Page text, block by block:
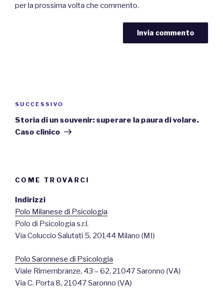
per la prossima volta che commento.
articoli
Articolo
successivo
SUCCESSIVO
Storia di un souvenir: superare la paura di volare.
Caso clinico
COME TROVARCI
Indirizzi
Polo Milanese di Psicologia
Polo di Psicologia s.r.l.
Via Coluccio Salutati 5, 20144 Milano (MI)
Polo Saronnese di Psicologia
Viale Rimembranze, 43 – 62, 21047 Saronno (VA)
Via C. Porta 8, 21047 Saronno (VA)